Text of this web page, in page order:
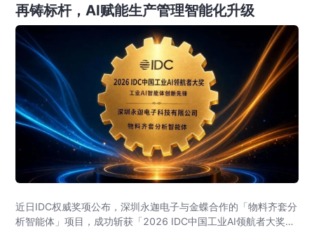
再铸标杆，AI赋能生产管理智能化升级
近日IDC权威奖项公布，深圳永迦电子与金蝶合作的「物料齐套分
析智能体」项目，成功斩获「2026 IDC中国工业AI领航者大奖